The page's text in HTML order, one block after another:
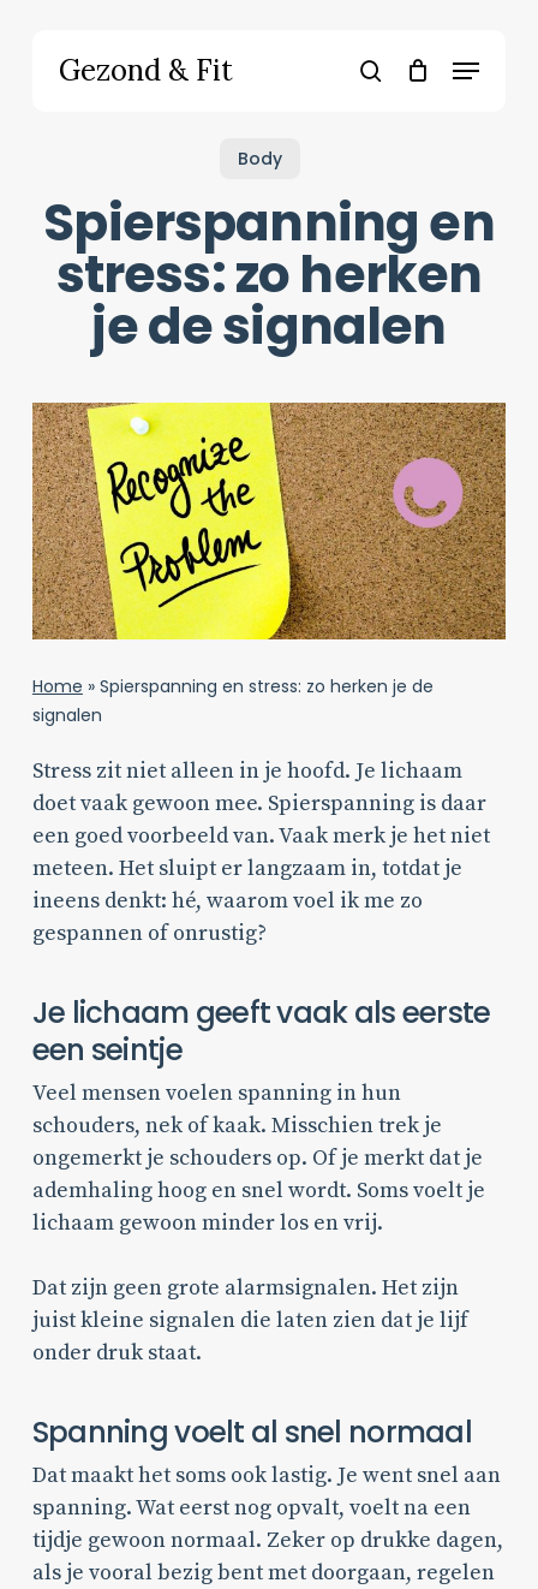
Gezond & Fit search
Menu
Body
Spierspanning en
stress: zo herken
je de signalen
Home » Spierspanning en stress: zo herken je de
signalen
Stress zit niet alleen in je hoofd. Je lichaam
doet vaak gewoon mee. Spierspanning is daar
een goed voorbeeld van. Vaak merk je het niet
meteen. Het sluipt er langzaam in, totdat je
ineens denkt: hé, waarom voel ik me zo
gespannen of onrustig?
Je lichaam geeft vaak als eerste
een seintje
Veel mensen voelen spanning in hun
schouders, nek of kaak. Misschien trek je
ongemerkt je schouders op. Of je merkt dat je
ademhaling hoog en snel wordt. Soms voelt je
lichaam gewoon minder los en vrij.
Dat zijn geen grote alarmsignalen. Het zijn
juist kleine signalen die laten zien dat je lijf
onder druk staat.
Spanning voelt al snel normaal
Dat maakt het soms ook lastig. Je went snel aan
spanning. Wat eerst nog opvalt, voelt na een
tijdje gewoon normaal. Zeker op drukke dagen,
als je vooral bezig bent met doorgaan, regelen